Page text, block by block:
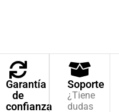
Garantía
de
confianza
Soporte
¿Tiene
dudas